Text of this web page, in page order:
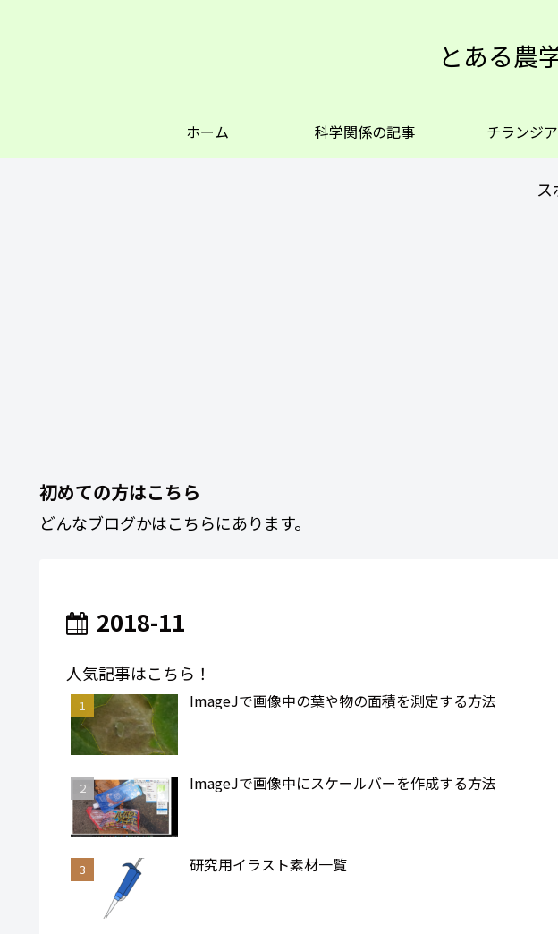
とある農
ホーム 科学関係の記事 チランジア
初めての方はこちら
どんなブログかはこちらにあります。
2018-11
人気記事はこちら！
ImageJで画像中の葉や物の面積を測定する方法
ImageJで画像中にスケールバーを作成する方法
研究用イラスト素材一覧